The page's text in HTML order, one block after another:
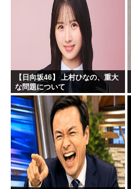
【日向坂46】 上村ひなの、重大
な問題について